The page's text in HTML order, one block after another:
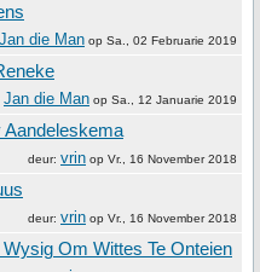
Jan die Man op Sa., 02 Februarie 2019
Jan die Man op Sa., 12 Januarie 2019
Aandeleskema
deur: vrin op Vr., 16 November 2018
deur: vrin op Vr., 16 November 2018
Om Wittes Te Onteien